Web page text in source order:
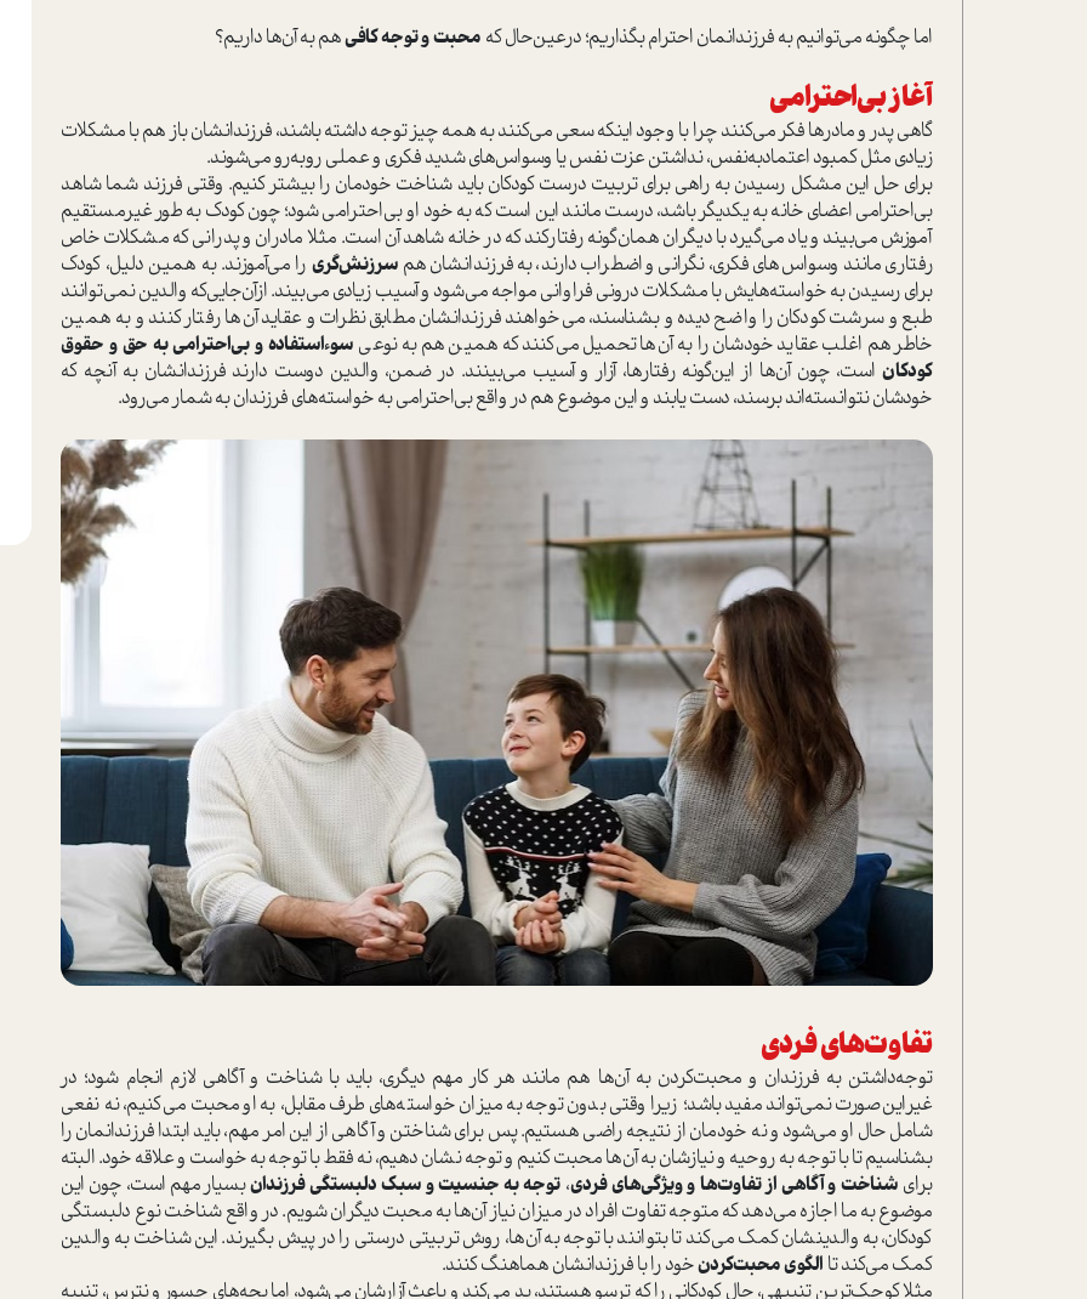
اما چگونه مي‌توانيم به فرزندانمان احترام بگذاريم؛ در‌عين‌حال كه محبت و توجه كافيهم به آن‌ها داريم؟
آغاز بي‌احترامي
گاهي پدر و مادر‌ها فكر مي‌كنند چرا با وجود اينكه سعي مي‌كنند به همه چيز توجه داشته باشند، فرزندانشان باز هم با مشكلات
زيادي مثل كمبود اعتماد‌به‌نفس، نداشتن عزت نفس يا وسواس‌هاي شديد فكري و عملي رو‌به‌رو مي‌شوند.
برای حل این مشکل رسيدن به راهی برای تربيت درست كودكان بايد شناخت خودمان را بيشتر كنيم. وقتي فرزند شما شاهد
بي‌احترامي‌ اعضاي خانه به يكديگر باشد، درست مانند اين است كه به خود او بي‌احترامي شود؛ چون کودک به طور غير‌مستقيم
آموزش مي‌بيند و ياد مي‌گيرد با ديگران همان‌گونه رفتاركند كه در خانه شاهد آن است. مثلا مادران و پدراني كه مشكلات خاص
رفتاري مانند وسواس‌هاي فكري، نگراني و اضطراب دارند، به فرزندانشان هم سرزنش‌گري را مي‌آموزند. به همين دليل، كودك
برای رسيدن به خواسته‌هايش با مشکلات درونی فراوانی مواجه می‌شود و آسيب زيادي مي‌بيند. از‌آن‌جايي‌كه والدين نمي‌توانند
طبع و سرشت كودكان را واضح دیده و بشناسند، مي‌خواهند فرزندانشان مطابق نظرات و عقايد آن‌ها رفتار كنند و به همين
خاطر هم اغلب عقايد خودشان را به آن‌ها تحميل مي‌كنند که همین هم به نوعي سوء‌استفاده و بي‌احترامي به حق و حقوق
کودکان است، چون آن‌ها از اين‌گونه رفتارها، آزار و آسيب مي‌بينند. در ضمن، والدين دوست دارند فرزندانشان به آنچه که
خودشان نتوانسته‌اند برسند، دست يابند و اين موضوع هم در واقع بي‌احترامي به خواسته‌هاي فرزندان به شمار مي‌رود.
تفاوت‌هاي فردي
توجه‌داشتن به فرزندان و محبت‌كردن به آن‌ها هم مانند هر كار مهم ديگري، بايد با شناخت و آگاهي لازم انجام شود؛ در
غير‌اين‌صورت نمي‌تواند مفيد باشد؛ زيرا وقتي بدون توجه به ميزان خواسته‌های طرف مقابل، به او محبت مي‌كنيم، نه نفعي
شامل حال او مي‌شود و نه خودمان از نتيجه راضي هستيم. پس براي شناختن و آگاهی از اين امر مهم، بايد ابتدا فرزندانمان را
بشناسيم تا با توجه به روحيه و نيازشان به آن‌ها محبت كنيم و توجه نشان دهيم، نه فقط با توجه به خواست و علاقه خود. البته
براي شناخت و آگاهی از تفاوت‌ها و ويژگي‌هاي فردي،توجه به جنسيت و سبك دلبستگي فرزندانبسيار مهم است، چون این
موضوع به ما اجازه می‌دهد که متوجه تفاوت افراد در ميزان نياز آن‌ها به محبت ديگران شويم. در واقع شناخت نوع دلبستگي
كودكان، به والدينشان كمك مي‌كند تا بتوانند با توجه به آن‌ها، روش تربيتي درستي را در پيش بگيرند. اين شناخت به والدين
كمك مي‌كند تا الگوي محبت‌كردنخود را با فرزندانشان هماهنگ كنند.
مثلا كوچك‌ترين تنبیهي، حال كودكاني را كه ترسو هستند، بد مي‌كند و باعث آزارشان مي‌شود، اما بچه‌هاي جسور و نترس، تنبيه